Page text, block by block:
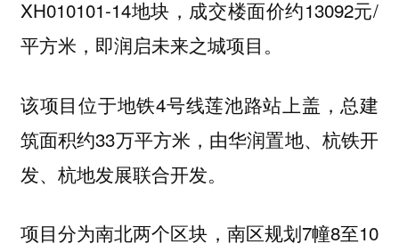
XH010101-14地块，成交楼面价约13092元/
平方米，即润启未来之城项目。
该项目位于地铁4号线莲池路站上盖，总建
筑面积约33万平方米，由华润置地、杭铁开
发、杭地发展联合开发。
项目分为南北两个区块，南区规划7幢8至10